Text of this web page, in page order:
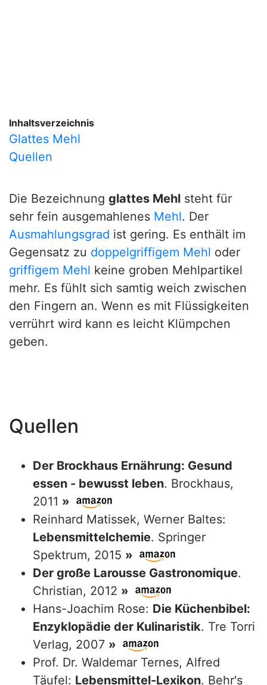
Inhaltsverzeichnis
Glattes Mehl
Quellen
Die Bezeichnung glattes Mehl steht für
sehr fein ausgemahlenes Mehl. Der
Ausmahlungsgrad ist gering. Es enthält im
Gegensatz zu doppelgriffigem Mehl oder
griffigem Mehl keine groben Mehlpartikel
mehr. Es fühlt sich samtig weich zwischen
den Fingern an. Wenn es mit Flüssigkeiten
verrührt wird kann es leicht Klümpchen
geben.
Quellen
Der Brockhaus Ernährung: Gesund
essen - bewusst leben. Brockhaus,
2011 »
Reinhard Matissek, Werner Baltes:
Lebensmittelchemie. Springer
Spektrum, 2015 »
Der große Larousse Gastronomique.
Christian, 2012 »
Hans-Joachim Rose: Die Küchenbibel:
Enzyklopädie der Kulinaristik. Tre Torri
Verlag, 2007 »
Prof. Dr. Waldemar Ternes, Alfred
Täufel: Lebensmittel-Lexikon. Behr's